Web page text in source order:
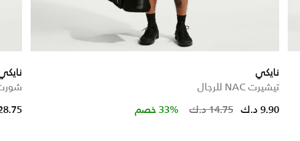
نايكي
تيشيرت NAC للرجال
Price
14.75 د.ك 9.90 د.ك 33% خصم
شورت دراي-فت
28.75